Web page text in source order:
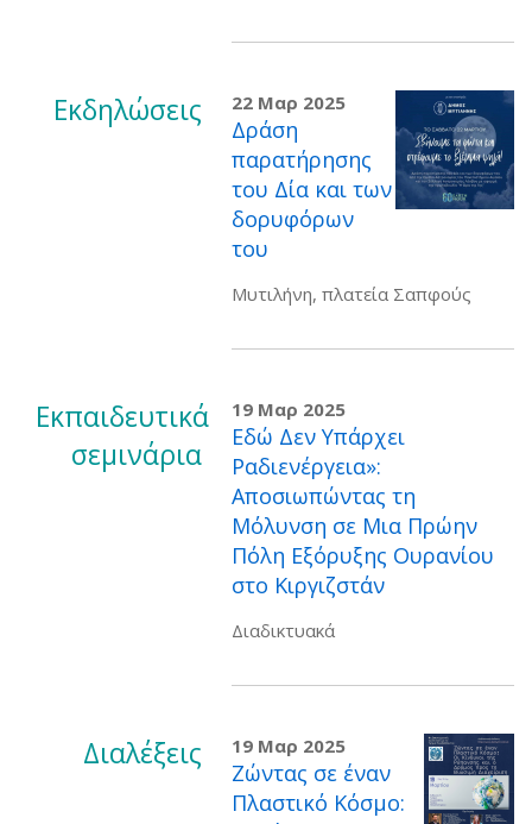
Εκδηλώσεις 22 Μαρ 2025
Δράση
παρατήρησης
του Δία και των
δορυφόρων
του
Μυτιλήνη, πλατεία Σαπφούς
Εκπαιδευτικά
σεμινάρια
19 Μαρ 2025
Εδώ Δεν Υπάρχει
Ραδιενέργεια»:
Αποσιωπώντας τη
Μόλυνση σε Μια Πρώην
Πόλη Εξόρυξης Ουρανίου
στο Κιργιζστάν
Διαδικτυακά
Διαλέξεις 19 Μαρ 2025
Ζώντας σε έναν
Πλαστικό Κόσμο: